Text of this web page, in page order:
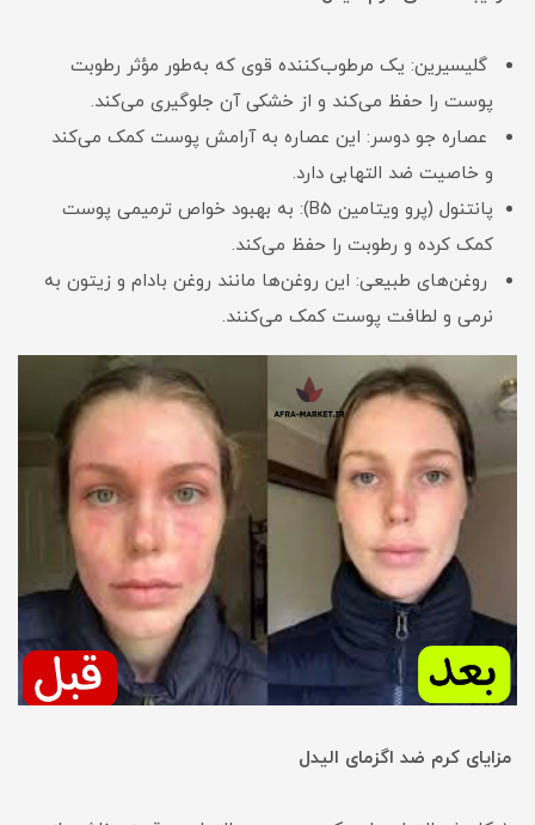
گلیسیرین: یک مرطوب‌کننده قوی که به‌طور مؤثر رطوبت
پوست را حفظ می‌کند و از خشکی آن جلوگیری می‌کند.
عصاره جو دوسر: این عصاره به آرامش پوست کمک می‌کند
و خاصیت ضد التهابی دارد.
پانتنول (پرو ویتامین B5): به بهبود خواص ترمیمی پوست
کمک کرده و رطوبت را حفظ می‌کند.
روغن‌های طبیعی: این روغن‌ها مانند روغن بادام و زیتون به
نرمی و لطافت پوست کمک می‌کنند.
مزایای کرم ضد اگزمای الیدل